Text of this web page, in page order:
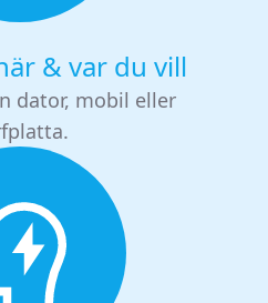
& var du vill
dator, mobil eller